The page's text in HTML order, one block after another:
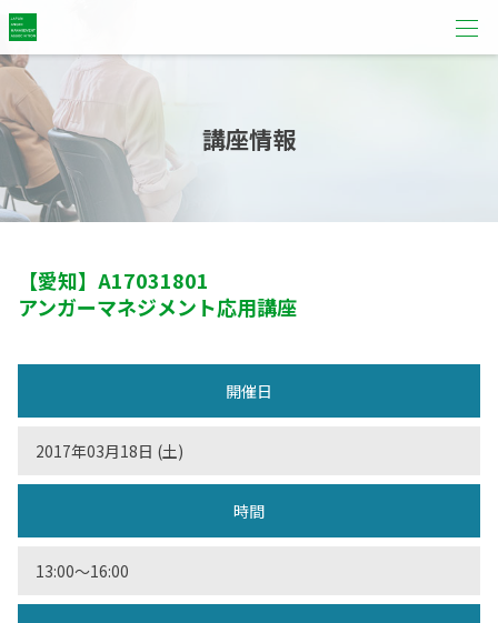
講座情報
【愛知】 A17031801
アンガーマネジメント応用講座
開催日
2017年03月18日 (土)
時間
13:00〜16:00